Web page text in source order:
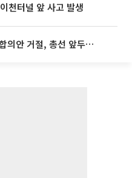
천터널 앞 사고 발생
절, 총선 앞두고 시간 끌기”